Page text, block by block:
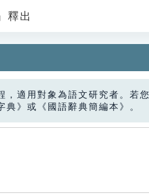
釋出
，適用對象為語文研究者。若
》或《國語辭典簡編本》。